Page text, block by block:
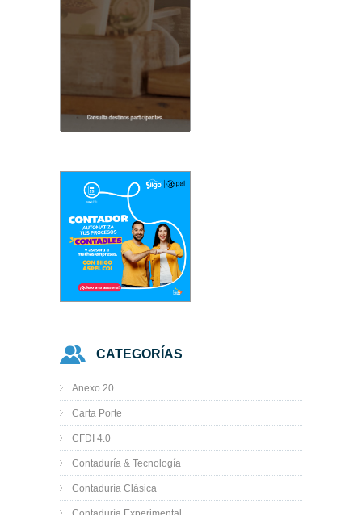
CATEGORÍAS
Anexo 20
Carta Porte
CFDI 4.0
Contaduría & Tecnología
Contaduría Clásica